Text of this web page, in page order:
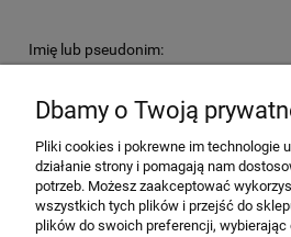
Imię lub pseudonim:
Dbamy o Twoją
Pliki cookies i pokrewne im technologie
działanie strony i pomagają nam
potrzeb. Możesz zaakceptować
wszystkich tych plików i przejść do
plików do swoich preferencji, wybierając